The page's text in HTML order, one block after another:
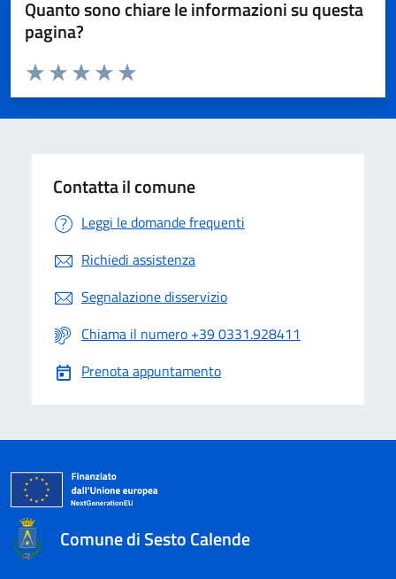
Quanto sono chiare le informazioni su questa
pagina?
Valuta da 1 a 5 stelle la pagina
Valuta 5 stelle su 5
Valuta 4 stelle su 5
Valuta 3 stelle su 5
Valuta 2 stelle su 5
Valuta 1 stelle su 5
Contatta il comune
Leggi le domande frequenti
Richiedi assistenza
Segnalazione disservizio
Chiama il numero +39 0331.928411
Prenota appuntamento
Comune di Sesto Calende